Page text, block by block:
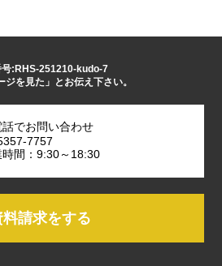
号:RHS-251210-kudo-7
ジを見た」とお伝え下さい。
話でお問い合わせ
7757
時間：9:30～18:30
料請求をする